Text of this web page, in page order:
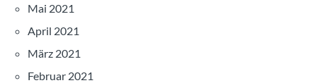
Mai 2021
April 2021
März 2021
Februar 2021